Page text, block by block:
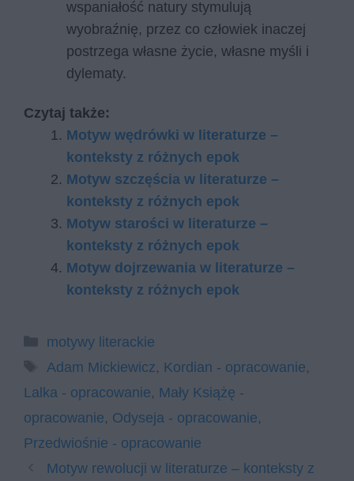
wspaniałość natury stymulują
wyobraźnię, przez co człowiek inaczej
postrzega własne życie, własne myśli i
dylematy.
Czytaj także:
Motyw wędrówki w literaturze –
konteksty z różnych epok
Motyw szczęścia w literaturze –
konteksty z różnych epok
Motyw starości w literaturze –
konteksty z różnych epok
Motyw dojrzewania w literaturze –
konteksty z różnych epok
Kategorie
motywy literackie
Tagi
Adam Mickiewicz, Kordian - opracowanie,
Lalka - opracowanie, Mały Książę -
opracowanie, Odyseja - opracowanie,
Przedwiośnie - opracowanie
Motyw rewolucji w literaturze – konteksty z